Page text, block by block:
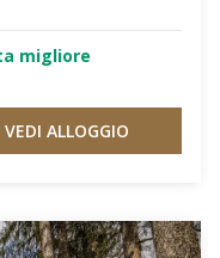
migliore
VEDI ALLOGGIO